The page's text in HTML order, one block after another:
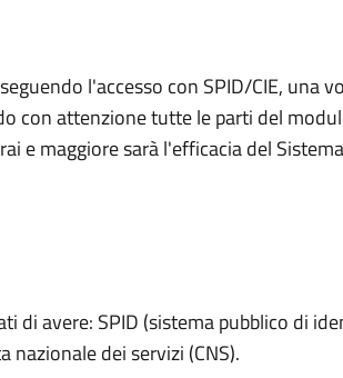
l'accesso con SPID/CIE, una
con attenzione tutte le parti del
e maggiore sarà l'efficacia del
di avere: SPID (sistema pubblico di
nazionale dei servizi (CNS).